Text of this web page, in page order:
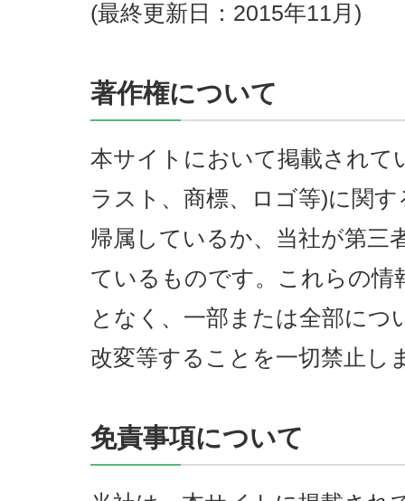
(最終更新日：2015年11月)
著作権について
本サイトにおいて掲載されて
ラスト、商標、ロゴ等)に関
帰属しているか、当社が第三
ているものです。これらの情
となく、一部または全部につ
改変等することを一切禁止し
免責事項について